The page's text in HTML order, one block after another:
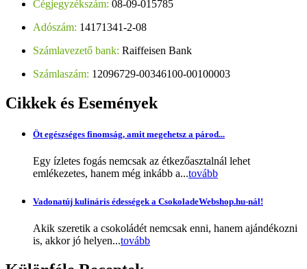
Cégjegyzékszám: 08-09-015785
Adószám: 14171341-2-08
Számlavezető bank: Raiffeisen Bank
Számlaszám: 12096729-00346100-00100003
Cikkek és Események
Öt egészséges finomság, amit megehetsz a párod...
Egy ízletes fogás nemcsak az étkezőasztalnál lehet
emlékezetes, hanem még inkább a...tovább
Vadonatúj kulináris édességek a CsokoladeWebshop.hu-nál!
Akik szeretik a csokoládét nemcsak enni, hanem ajándékozni
is, akkor jó helyen...tovább